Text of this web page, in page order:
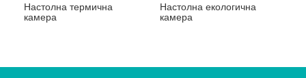
Настолна термична
камера
Настолна екологична
камера